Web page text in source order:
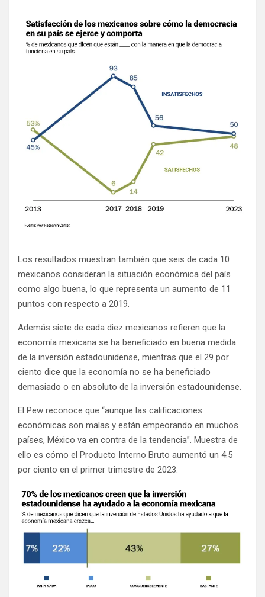
Los resultados muestran también que seis de cada 10
mexicanos consideran la situación económica del país
como algo buena, lo que representa un aumento de 11
puntos con respecto a 2019.
Además siete de cada diez mexicanos refieren que la
economía mexicana se ha beneficiado en buena medida
de la inversión estadounidense, mientras que el 29 por
ciento dice que la economía no se ha beneficiado
demasiado o en absoluto de la inversión estadounidense.
El Pew reconoce que “aunque las calificaciones
económicas son malas y están empeorando en muchos
países, México va en contra de la tendencia”. Muestra de
ello es cómo el Producto Interno Bruto aumentó un 4.5
por ciento en el primer trimestre de 2023.